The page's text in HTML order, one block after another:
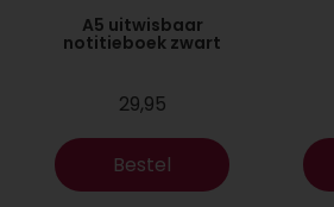
A5 uitwisbaar
notitieboek zwart
29,95
Bestel